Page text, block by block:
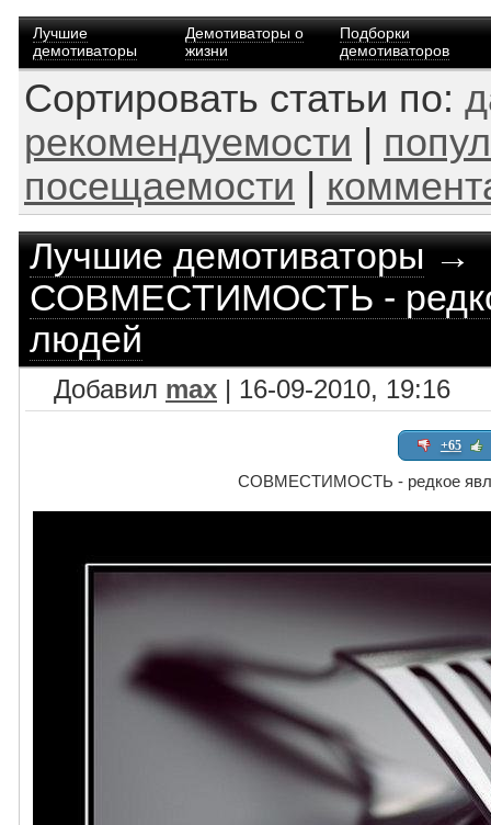
Лучшие
демотиваторы
Демотиваторы о
жизни
Подборки
демотиваторов
Сортировать статьи по:
рекомендуемости
посещаемости
Лучшие демотиваторы→
СОВМЕСТИМОСТЬ -
людей
Добавил max | 16-09-2010, 19:16
+65
СОВМЕСТИМОСТЬ - редкое